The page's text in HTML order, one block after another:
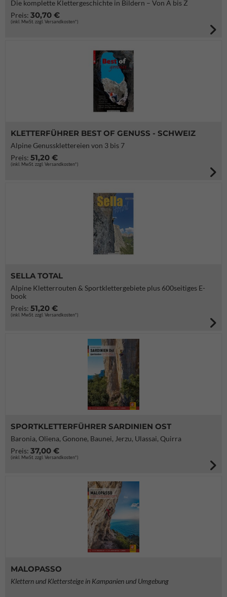
Die komplette Klettergeschichte in Bildern – Von A bis Z
Preis: 30,70 €
(inkl. MwSt. zzgl. Versandkosten*)
KLETTERFÜHRER BEST OF GENUSS - SCHWEIZ
Alpine Genussklettereien von 3 bis 7
Preis: 51,20 €
(inkl. MwSt. zzgl. Versandkosten*)
SELLA TOTAL
Alpine Kletterrouten & Sportklettergebiete plus 600seitiges E-
book
Preis: 51,20 €
(inkl. MwSt. zzgl. Versandkosten*)
SPORTKLETTERFÜHRER SARDINIEN OST
Baronia, Oliena, Gonone, Baunei, Jerzu, Ulassai, Quirra
Preis: 37,00 €
(inkl. MwSt. zzgl. Versandkosten*)
MALOPASSO
Klettern und Klettersteige in Kampanien und Umgebung